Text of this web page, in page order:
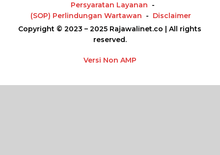
Persyaratan Layanan
(SOP) Perlindungan Wartawan
Disclaimer
Copyright © 2023 – 2025 Rajawalinet.co | All rights
reserved.
Versi Non AMP